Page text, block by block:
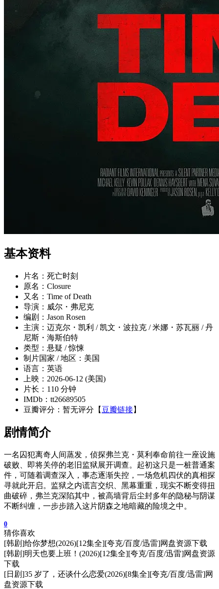
基本资料
片名：死亡时刻
原名：Closure
又名：Time of Death
导演：威尔・弗尼克
编剧：Jason Rosen
主演：迈克尔・凯利 / 凯文・波拉克 / 米娜・苏瓦丽 / 丹
尼斯・海斯伯特
类型：悬疑 / 惊悚
制片国家 / 地区：美国
语言：英语
上映：2026-06-12 (美国)
片长：110 分钟
IMDb：tt26689505
豆瓣评分：暂无评分【 豆瓣链接】
剧情简介
一名囚犯离奇人间蒸发，侦探弗兰克・莫利奉命前往一座设施
破败、即将关停的老旧监狱展开调查。起初这只是一桩普通案
件，可随着调查深入，事态逐渐失控，一场危机四伏的真相探
寻就此开启。监狱之内谎言交织、黑幕重重，现实不断变得扭
曲破碎，弗兰克深陷其中，被高墙背后尘封多年的隐秘与阴谋
不断纠缠，一步步踏入这片阴森之地暗藏的险境之中。
0
猜你喜欢
[韩剧]给你梦想(2026)[12集全][夸克/百度/迅雷]网盘资源下载
[韩剧]明天也要上班！(2026)[12集全][夸克/百度/迅雷]网盘资源
下载
[日剧]35 岁了，还谈什么恋爱(2026)[8集全][夸克/百度/迅雷]网
盘资源下载